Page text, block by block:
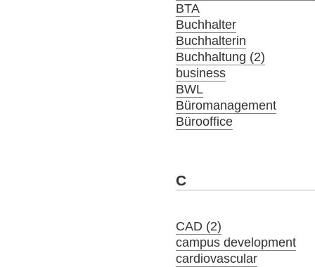
BTA
Buchhalter
Buchhalterin
Buchhaltung (2)
business
BWL
Büromanagement
Bürooffice
C
CAD (2)
campus development
cardiovascular